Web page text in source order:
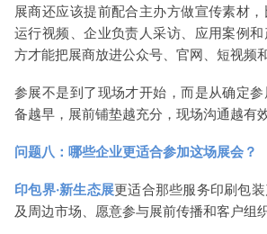
展商还应该提前配合主办方做宣传素材，
运行视频、企业负责人采访、应用案例
方才能把展商放进公众号、官网、短视频
参展不是到了现场才开始，而是从确定
备越早，展前铺垫越充分，现场沟通越有效
问题八：哪些企业更适合参加这场展会？
印包界·新生态展更适合那些服务印刷包
及周边市场、愿意参与展前传播和客户组